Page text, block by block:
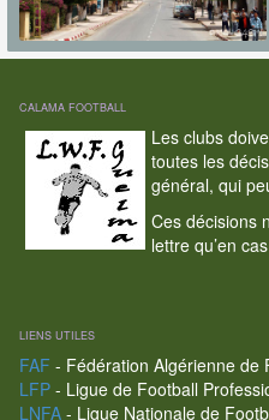
CALAMA FOOTBALL
Les clubs
toutes les
général, qui
Ces décisions
lettre qu’en
LIENS UTILES
FAF - Fédération Algérienne de
LFP- Ligue de Football
LNFA- Ligue Nationale de